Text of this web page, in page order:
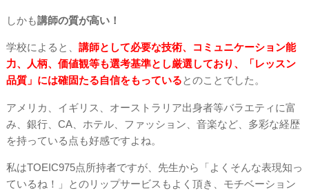
しかも講師の質が高い！
学校によると、 講師として必要な技術、コミュニケーション能
力、人柄、価値観等も選考基準とし厳選しており、「レッスン
品質」には確固たる自信をもっているとのことでした。
アメリカ、イギリス、オーストラリア出身者等バラエティに富
み、銀行、CA、ホテル、ファッション、音楽など、多彩な経歴
を持っている点も好感ですよね。
私はTOEIC975点所持者ですが、先生から「よくそんな表現知っ
ているね！」とのリップサービスもよく頂き、モチベーション